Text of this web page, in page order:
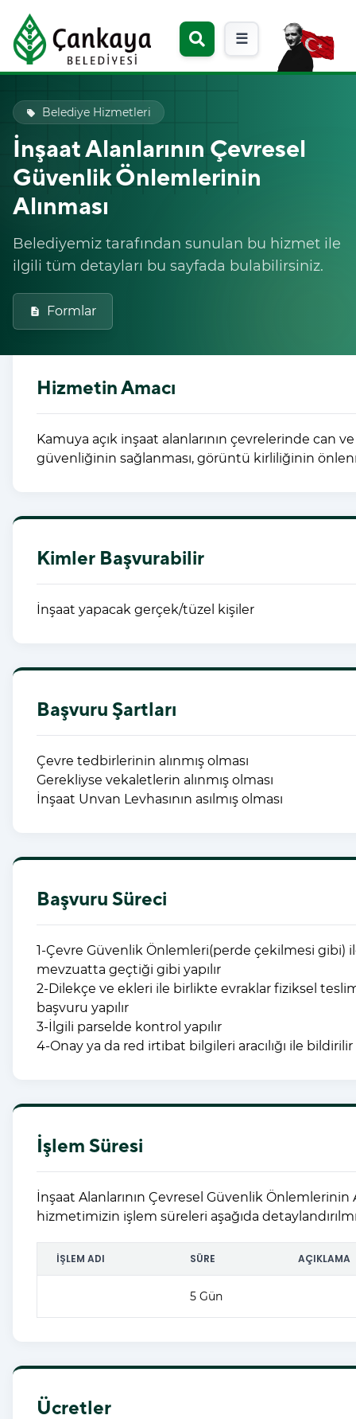
☰
local_offer Belediye Hizmetleri
İnşaat Alanlarının Çevresel
Güvenlik Önlemlerinin
Alınması
Belediyemiz tarafından sunulan bu hizmet ile
ilgili tüm detayları bu sayfada bulabilirsiniz.
description Formlar
Hizmetin Amacı
Kamuya açık inşaat alanlarının çevrelerinde can
güvenliğinin sağlanması, görüntü kirliliğinin
Kimler Başvurabilir
İnşaat yapacak gerçek/tüzel kişiler
Başvuru Şartları
Çevre tedbirlerinin alınmış olması
Gerekliyse vekaletlerin alınmış olması
İnşaat Unvan Levhasının asılmış olması
Başvuru Süreci
1-Çevre Güvenlik Önlemleri(perde çekilmesi gibi)
mevzuatta geçtiği gibi yapılır
2-Dilekçe ve ekleri ile birlikte evraklar fiziksel
başvuru yapılır
3-İlgili parselde kontrol yapılır
4-Onay ya da red irtibat bilgileri aracılığı ile bildirilir
İşlem Süresi
İnşaat Alanlarının Çevresel Güvenlik Önlemlerinin
hizmetimizin işlem süreleri aşağıda
İŞLEM ADI SÜRE AÇIKLAMA
5 Gün
Ücretler